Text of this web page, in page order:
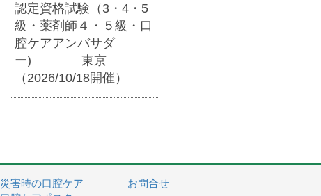
認定資格試験（3・4・5
級・薬剤師４・５級・口
腔ケアアンバサダ
ー) 東京
（2026/10/18開催）
災害時の口腔ケア
お問合せ